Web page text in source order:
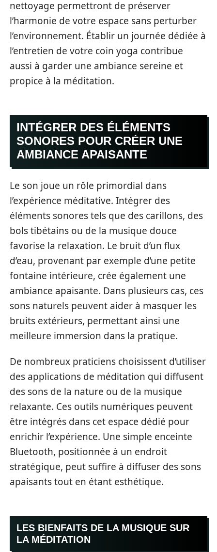
nettoyage permettront de préserver
l’harmonie de votre espace sans perturber
l’environnement. Établir un journée dédiée à
l’entretien de votre coin yoga contribue
aussi à garder une ambiance sereine et
propice à la méditation.
INTÉGRER DES ÉLÉMENTS
SONORES POUR CRÉER UNE
AMBIANCE APAISANTE
Le son joue un rôle primordial dans
l’expérience méditative. Intégrer des
éléments sonores tels que des carillons, des
bols tibétains ou de la musique douce
favorise la relaxation. Le bruit d’un flux
d’eau, provenant par exemple d’une petite
fontaine intérieure, crée également une
ambiance apaisante. Dans plusieurs cas, ces
sons naturels peuvent aider à masquer les
bruits extérieurs, permettant ainsi une
meilleure immersion dans la pratique.
De nombreux praticiens choisissent d’utiliser
des applications de méditation qui diffusent
des sons de la nature ou de la musique
relaxante. Ces outils numériques peuvent
être intégrés dans cet espace dédié pour
enrichir l’expérience. Une simple enceinte
Bluetooth, positionnée à un endroit
stratégique, peut suffire à diffuser des sons
apaisants tout en étant esthétique.
LES BIENFAITS DE LA MUSIQUE SUR
LA MÉDITATION